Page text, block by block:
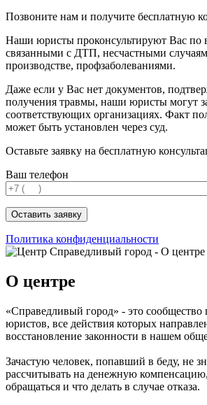
Позвоните нам и получите бесплатную
Наши юристы проконсультируют Вас по
связанными с ДТП, несчастными
производстве, профзаболеваниями.
Даже если у Вас нет документов,
получения травмы, наши юристы могут
соответствующих организациях. Факт
может быть установлен через суд.
Оставьте заявку на бесплатную
Ваш телефон
Политика конфиденциальности
О центре
«Справедливый город» - это
юристов, все действия которых
восстановление законности в нашем
Зачастую человек, попавший в беду, не
рассчитывать на денежную
обращаться и что делать в случае отказа.